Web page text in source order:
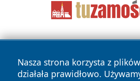
Nasza strona korzysta z
działała prawidłowo.